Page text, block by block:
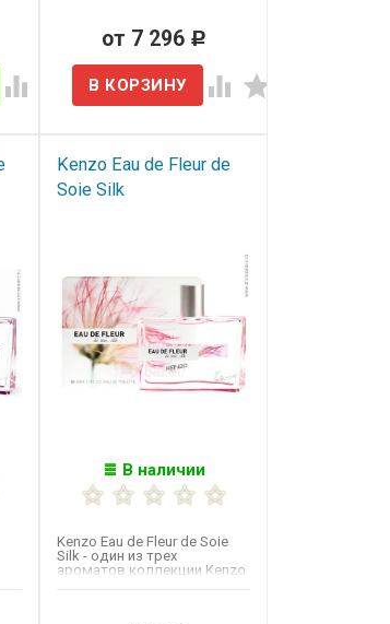
от 7 296 Р
Kenzo Eau de Fleur de
Soie Silk
В наличии
Kenzo Eau de Fleur de Soie
Silk - один из трех
ароматов коллекции Kenzo